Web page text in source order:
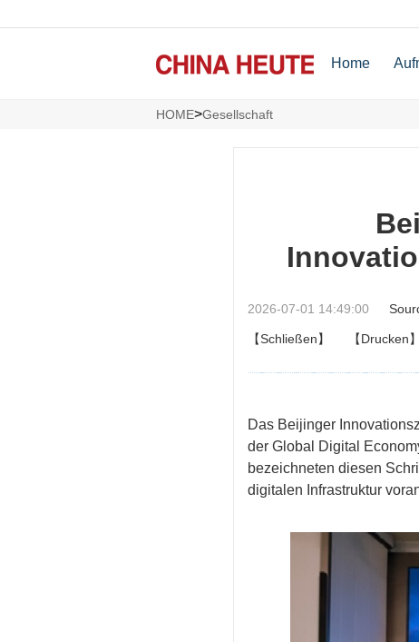
Home
HOME>Gesellschaft
2026-07-01 14:49:00
【Schließen】 【Drucken】
Das Beijinger
der Global Digital
bezeichneten diesen
digitalen Infrastruktur